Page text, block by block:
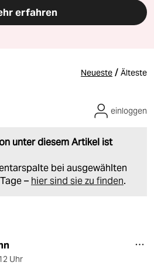
erfahren
Neueste / Älteste
unter diesem Artikel ist
bei ausgewählten
– hier sind sie zu finden.
einloggen
Uhr